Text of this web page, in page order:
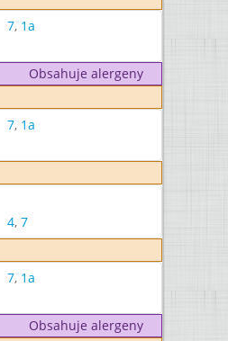
7, 1a
Obsahuje alergeny
7, 1a
4, 7
7, 1a
Obsahuje alergeny